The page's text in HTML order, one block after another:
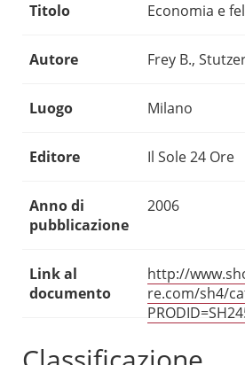
Titolo Economia e
Autore Frey B.,
Luogo Milano
Editore Il Sole 24 Ore
Anno di
pubblicazione
2006
Link al
documento
http://
re.com/sh4/